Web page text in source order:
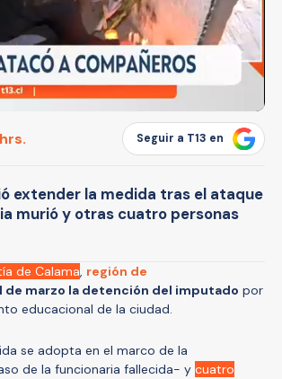
Seguir a T13 en
extender la medida tras el ataque
murió y otras cuatro personas
de Calama, región de
de marzo la detención del imputado por
educacional de la ciudad.
se adopta en el marco de la
de la funcionaria fallecida- y cuatro